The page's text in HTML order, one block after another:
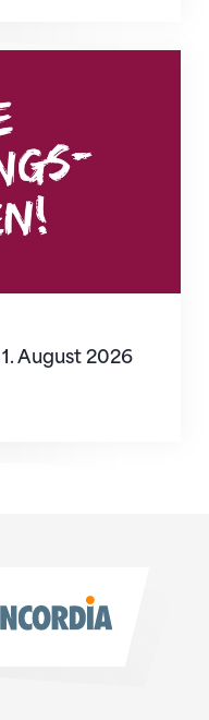
August 2026
2026